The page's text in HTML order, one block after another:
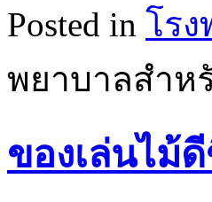
Posted in โร
พยาบาลสำห
ของเล่นไม้